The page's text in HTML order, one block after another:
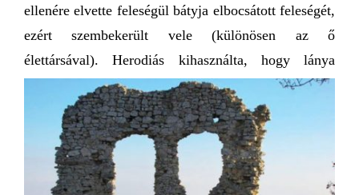
ellenére elvette feleségül bátyja elbocsátott feleségét,
ezért szembekerült vele (különösen az ő
élettársával).Herodiás kihasználta, hogy lánya